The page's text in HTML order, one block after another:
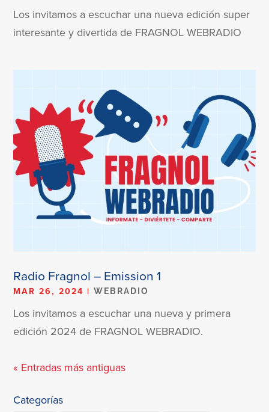
Los invitamos a escuchar una nueva edición super
interesante y divertida de FRAGNOL WEBRADIO
Radio Fragnol – Emission 1
MAR 26, 2024 |WEBRADIO
Los invitamos a escuchar una nueva y primera
edición 2024 de FRAGNOL WEBRADIO.
« Entradas más antiguas
Categorías